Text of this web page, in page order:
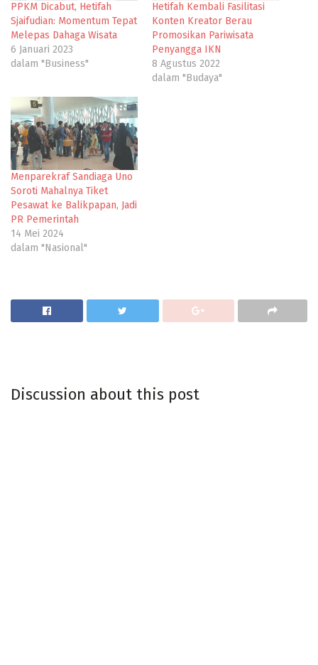
PPKM Dicabut, Hetifah
Sjaifudian: Momentum Tepat
Melepas Dahaga Wisata
6 Januari 2023
dalam "Business"
Hetifah Kembali Fasilitasi
Konten Kreator Berau
Promosikan Pariwisata
Penyangga IKN
8 Agustus 2022
dalam "Budaya"
Menparekraf Sandiaga Uno
Soroti Mahalnya Tiket
Pesawat ke Balikpapan, Jadi
PR Pemerintah
14 Mei 2024
dalam "Nasional"
Discussion about this post